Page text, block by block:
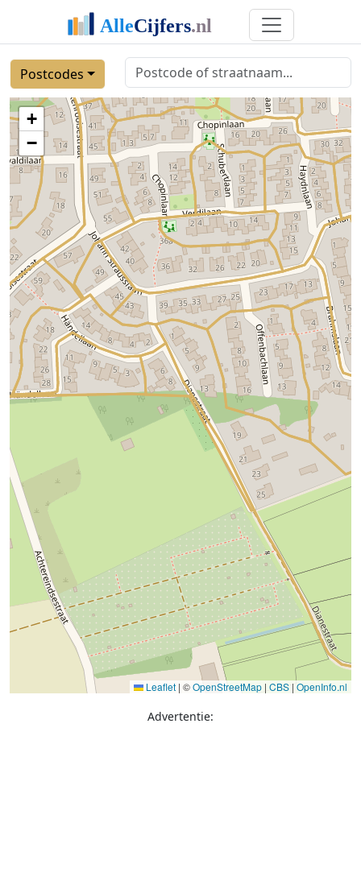
Postcodes
+
−
Leaflet | ©OpenStreetMap | CBS | OpenInfo.nl
Advertentie: